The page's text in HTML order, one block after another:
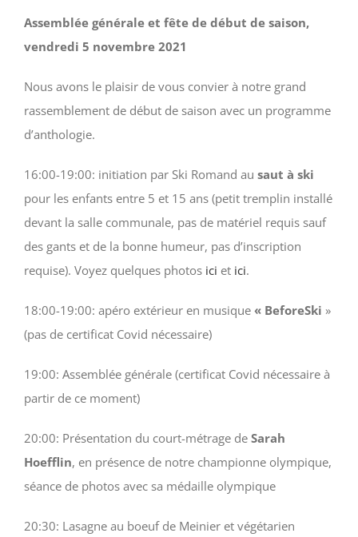
Assemblée générale et fête de début de saison,
vendredi 5 novembre 2021
Nous avons le plaisir de vous convier à notre grand
rassemblement de début de saison avec un programme
d’anthologie.
16:00-19:00: initiation par Ski Romand au saut à ski
pour les enfants entre 5 et 15 ans (petit tremplin installé
devant la salle communale, pas de matériel requis sauf
des gants et de la bonne humeur, pas d’inscription
requise). Voyez quelques photos ici et ici.
18:00-19:00: apéro extérieur en musique « BeforeSki »
(pas de certificat Covid nécessaire)
19:00: Assemblée générale (certificat Covid nécessaire à
partir de ce moment)
20:00: Présentation du court-métrage de Sarah
Hoefflin, en présence de notre championne olympique,
séance de photos avec sa médaille olympique
20:30: Lasagne au boeuf de Meinier et végétarien